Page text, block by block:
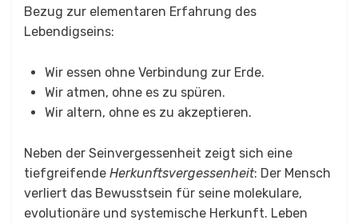
Bezug zur elementaren Erfahrung des
Lebendigseins:
Wir essen ohne Verbindung zur Erde.
Wir atmen, ohne es zu spüren.
Wir altern, ohne es zu akzeptieren.
Neben der Seinvergessenheit zeigt sich eine
tiefgreifende Herkunftsvergessenheit: Der Mensch
verliert das Bewusstsein für seine molekulare,
evolutionäre und systemische Herkunft. Leben